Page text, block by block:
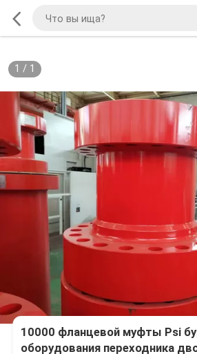
1 / 1
10000 фланцевой муфты Psi
оборудования переходника